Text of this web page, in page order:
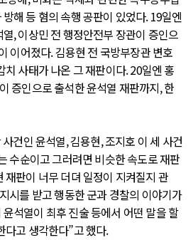
해 등 혐의 속행 공판이 있었다. 19일엔
, 이상민 전 행정안전부 장관이 증인으
이어졌다. 김용현 전 국방부장관 변호
치 사태가 나온 그 재판이다. 20일엔 홍
증인으로 출석한 윤석열 재판까지, 한
건인 윤석열, 김용현, 조지호 이 세 사건
수순이고 그러려면 비슷한 속도로 재판
재판이 너무 더뎌 일정이 지켜질지 관
시를 받고 행동한 군과 경찰의 이야기가
석열이 최후 진술 등에서 어떤 말을 할
다고 생각한다”고 했다.